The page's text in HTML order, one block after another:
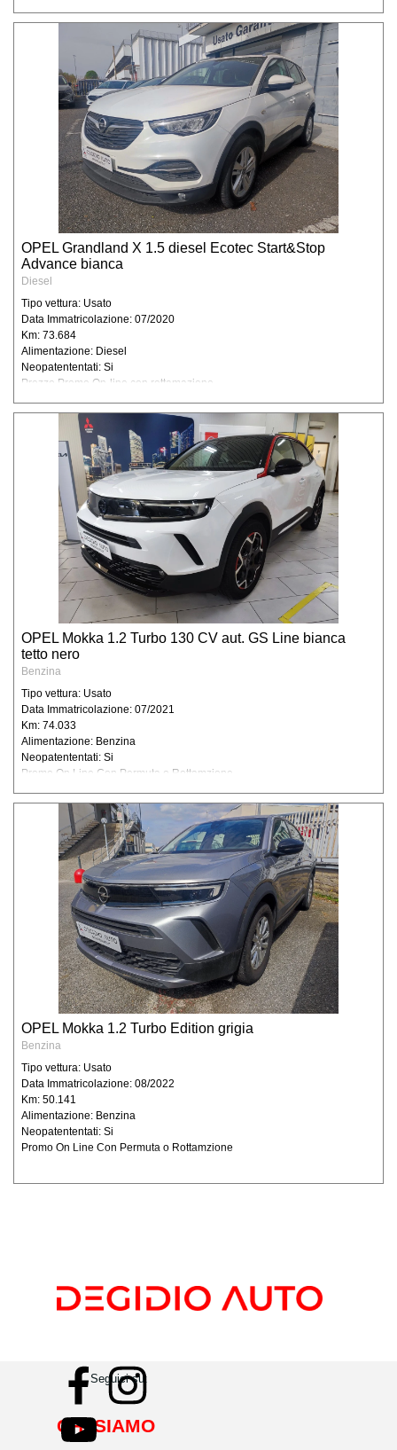
l’esecuzione degli obblighi derivanti dai
contratti con voi stipulati o con gli obblighi
previsti da leggi, regolamenti, come ad
esempio: studi di commercialisti, centri
elaborazioni dati amministrativi e contabili in
relazione alla tenuta delle scritture
societarie, istituti finanziari, assicurativi
società di manutenzione hardware e
software, in relazioni alle necessarie
manutenzioni, soggetti esterni che svolgono
funzioni connesse all’esecuzione del
contratto (ex:trasportatori). I vostri dati
personali potranno inoltre essere comunicati
a soggetti ai quali la facoltà di accedere ai
legge o regolamentari. Non è prevista
nessuna forma di diffusione generalizzata
196/2003 Ai clienti è altresì riconosciuto il
diritto di conoscenza, cancellazione, rettifica,
al trattamento dei dati stessi nonché altri
diritti previsti dall’ art. 7 della D.Lgs.
196/2003 il cui testo completo, relativo ai
diritti dell’interessato, è disponibile sul sito
www.garanteprivacy.it. Titolare del
trattamento dei dati Il Titolare del trattamento
dei dati a cui è possibile rivolgersi per
l’esercizio dei diritti di cui al punto
precedente è: Degidio Auto srl. - 00065
Fiano Romano (RM), e-mail
info@degidioauto.it L'ottenimento della
cancellazione dei propri dati personali è
subordinato all'invio di una comunicazione
OPEL Grandland X 1.5 diesel Ecotec Start&Stop
Advance bianca
Diesel
Tipo vettura: Usato
Data Immatricolazione: 07/2020
Km: 73.684
Alimentazione: Diesel
Neopatententati: Si
Prezzo Promo On-line con rottamazione
OPEL Mokka 1.2 Turbo 130 CV aut. GS Line bianca
tetto nero
Benzina
Tipo vettura: Usato
Data Immatricolazione: 07/2021
Km: 74.033
Alimentazione: Benzina
Neopatententati: Si
Promo On Line Con Permuta o Rottamzione
OPEL Mokka 1.2 Turbo Edition grigia
Benzina
Tipo vettura: Usato
Data Immatricolazione: 08/2022
Km: 50.141
Alimentazione: Benzina
Neopatententati: Si
Promo On Line Con Permuta o Rottamzione
Seguici su:
CHI SIAMO